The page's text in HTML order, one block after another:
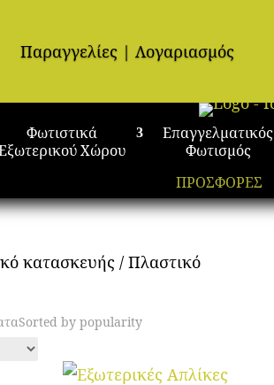
Παραγγελίες |Λογαριασμός
Φωτιστικά
Χώρου
Επαγγελματικός
Φωτισμός
ΠΡΟΣΦΟΡΕΣ
κατασκευής / Πλαστικό
Sorted by popularity